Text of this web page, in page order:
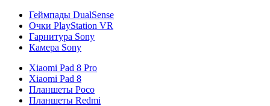
Геймпады DualSense
Очки PlayStation VR
Гарнитура Sony
Камера Sony
Xiaomi Pad 8 Pro
Xiaomi Pad 8
Планшеты Poco
Планшеты Redmi